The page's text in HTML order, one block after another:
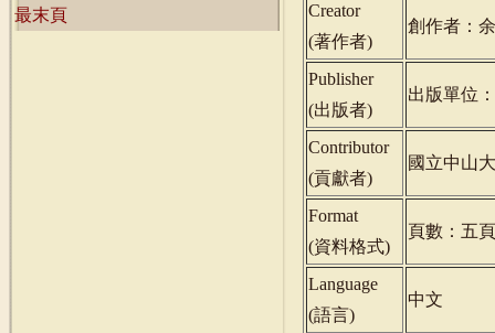
最末頁
Creator
(著作者)
創作者：
Publisher
(出版者)
出版單位
Contributor
(貢獻者)
國立中山
Format
(資料格式)
頁數：五頁
Language
(語言)
中文